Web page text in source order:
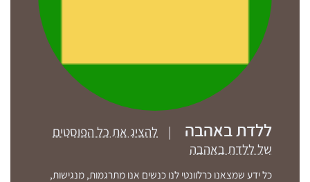
ללדת באהבה |
להציג את כל הפוסטים
של ללדת באהבה
כל ידע שמצאנו כרלוונטי לנו כנשים אנו מתרגמות, מנגישות,